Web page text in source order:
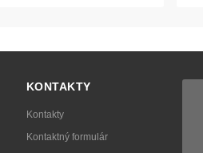
KONTAKTY
Kontakty
Kontaktný formulár